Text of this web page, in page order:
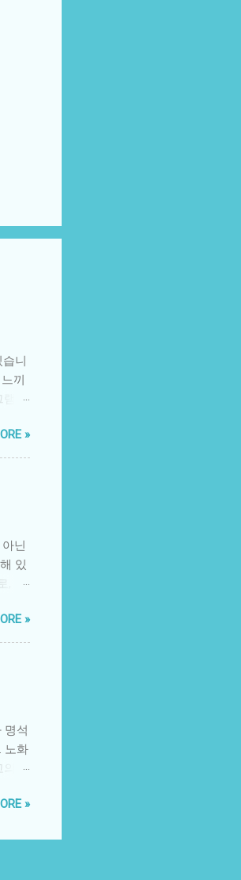
니
끼
대
내
원
화
공
»
닌
있
, 스
바
복
쓰
검
이
신
»
명석
노화
터
산
»